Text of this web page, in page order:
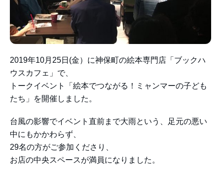
2019年10月25日(金）に神保町の絵本専門店「ブックハ
ウスカフェ」で、
トークイベント「絵本でつながる！ミャンマーの子ども
たち」を開催しました。
台風の影響でイベント直前まで大雨という、足元の悪い
中にもかかわらず、
29名の方がご参加くださり、
お店の中央スペースが満員になりました。